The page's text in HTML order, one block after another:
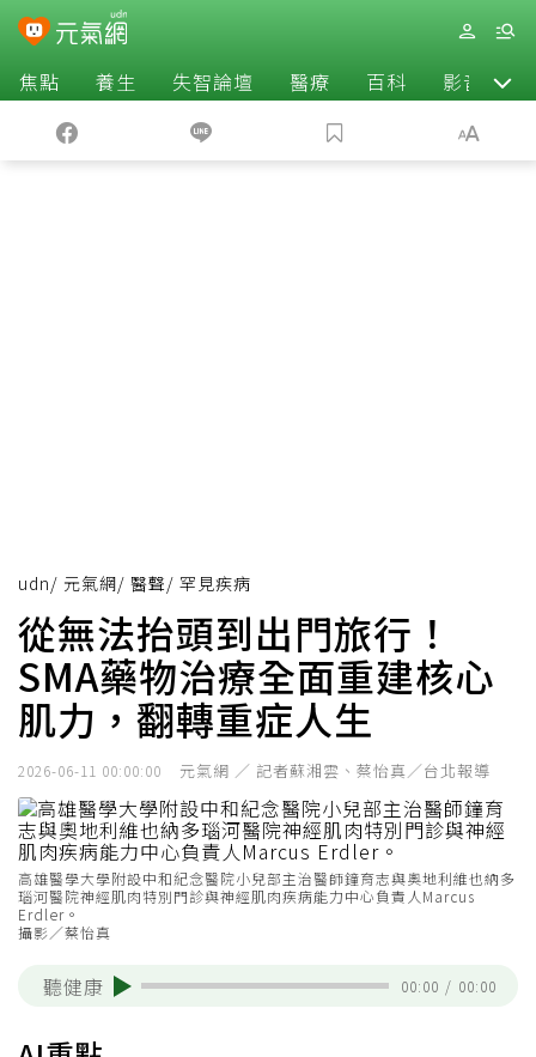
焦點 養生 失智論壇 醫療 百科 影音
udn/ 元氣網/ 醫聲/ 罕見疾病
從無法抬頭到出門旅行！
SMA藥物治療全面重建核心
肌力，翻轉重症人生
2026-06-11 00:00:00 元氣網 ／ 記者蘇湘雲、蔡怡真／台北報導
高雄醫學大學附設中和紀念醫院小兒部主治醫師鐘育志與奧地利維也納多
瑙河醫院神經肌肉特別門診與神經肌肉疾病能力中心負責人Marcus
Erdler。
攝影／蔡怡真
聽健康 00:00 / 00:00